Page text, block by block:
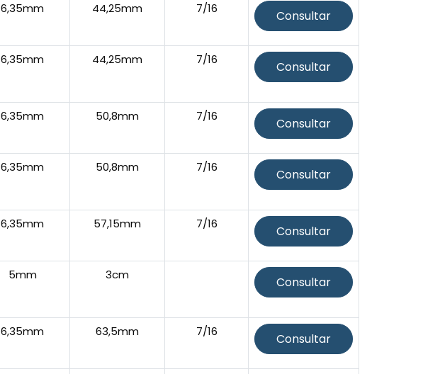
6,35mm 44,25mm 7/16 Consultar
6,35mm 44,25mm 7/16 Consultar
6,35mm 50,8mm 7/16 Consultar
6,35mm 50,8mm 7/16 Consultar
6,35mm 57,15mm 7/16 Consultar
5mm 3cm Consultar
6,35mm 63,5mm 7/16 Consultar